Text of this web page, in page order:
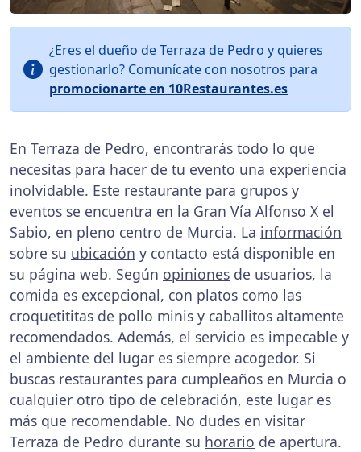
¿Eres el dueño de Terraza de Pedro y quieres
gestionarlo? Comunícate con nosotros para
promocionarte en 10Restaurantes.es
En Terraza de Pedro, encontrarás todo lo que
necesitas para hacer de tu evento una experiencia
inolvidable. Este restaurante para grupos y
eventos se encuentra en la Gran Vía Alfonso X el
Sabio, en pleno centro de Murcia. La información
sobre su ubicación y contacto está disponible en
su página web. Según opiniones de usuarios, la
comida es excepcional, con platos como las
croquetititas de pollo minis y caballitos altamente
recomendados. Además, el servicio es impecable y
el ambiente del lugar es siempre acogedor. Si
buscas restaurantes para cumpleaños en Murcia o
cualquier otro tipo de celebración, este lugar es
más que recomendable. No dudes en visitar
Terraza de Pedro durante su horario de apertura.